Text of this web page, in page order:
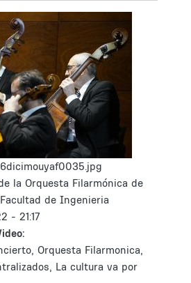
la Orquesta Filarmónica de
de Ingenieria
- 21:17
Orquesta Filarmonica,
La cultura va por